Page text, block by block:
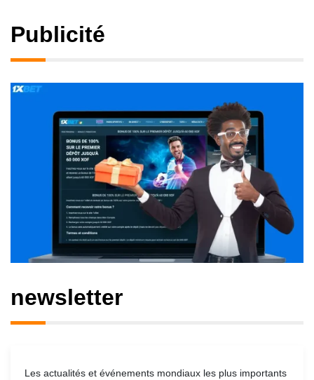
Publicité
newsletter
Les actualités et événements mondiaux les plus importants